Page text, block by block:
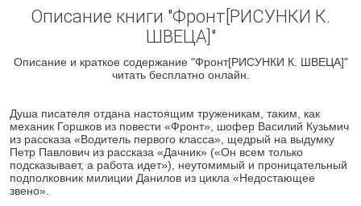
Описание книги "Фронт[РИСУНКИ К.
ШВЕЦА]"
Описание и краткое содержание "Фронт[РИСУНКИ К. ШВЕЦА]"
читать бесплатно онлайн.
Душа писателя отдана настоящим труженикам, таким, как
механик Горшков из повести «Фронт», шофер Василий Кузьмич
из рассказа «Водитель первого класса», щедрый на выдумку
Петр Павлович из рассказа «Дачник» («Он всем только
подсказывает, а работа идет»), неутомимый и проницательный
подполковник милиции Данилов из цикла «Недостающее
звено».